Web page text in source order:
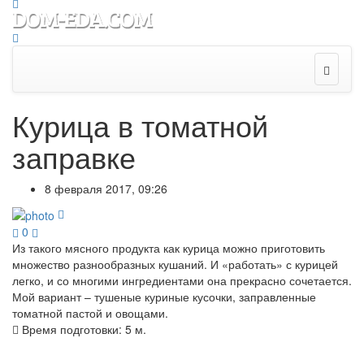
Курица в томатной
заправке
8 февраля 2017, 09:26
0
Из такого мясного продукта как курица можно приготовить
множество разнообразных кушаний. И «работать» с курицей
легко, и со многими ингредиентами она прекрасно сочетается.
Мой вариант – тушеные куриные кусочки, заправленные
томатной пастой и овощами.
Время подготовки: 5 м.